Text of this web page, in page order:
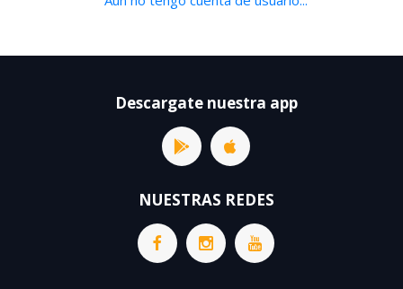
Descargate nuestra app
NUESTRAS REDES